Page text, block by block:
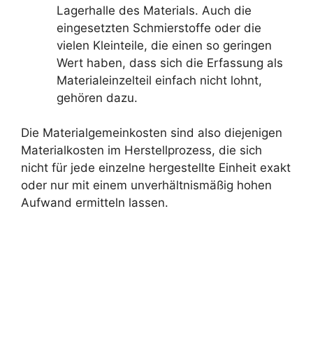
Lagerhalle des Materials. Auch die
eingesetzten Schmierstoffe oder die
vielen Kleinteile, die einen so geringen
Wert haben, dass sich die Erfassung als
Materialeinzelteil einfach nicht lohnt,
gehören dazu.
Die Materialgemeinkosten sind also diejenigen
Materialkosten im Herstellprozess, die sich
nicht für jede einzelne hergestellte Einheit exakt
oder nur mit einem unverhältnismäßig hohen
Aufwand ermitteln lassen.